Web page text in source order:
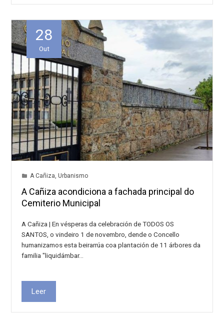
28
Out
A Cañiza, Urbanismo
A Cañiza acondiciona a fachada principal do
Cemiterio Municipal
A Cañiza | En vésperas da celebración de TODOS OS
SANTOS, o vindeiro 1 de novembro, dende o Concello
humanizamos esta beirarrúa coa plantación de 11 árbores da
familia "liquidámbar…
Leer